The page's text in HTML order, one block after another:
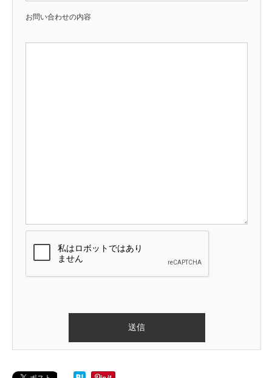
お問い合わせの内容